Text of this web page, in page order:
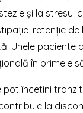
și la stresul
retenție de
Unele paciente
în primele
pot încetini
la